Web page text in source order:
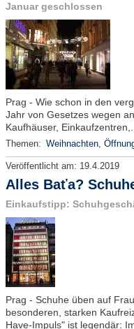
Januar geschlossen
Prag - Wie schon in den
Jahr von Gesetzes wegen
Kaufhäuser,
Themen: Weihnachten,
Veröffentlicht am: 19.4.2019
Alles Baťa?
Einkaufstipp:
Prag - Schuhe üben auf
besonderen, starken
Have-Impuls" ist legendär: